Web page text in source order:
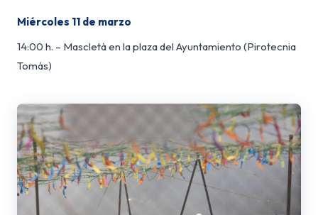
Miércoles 11 de marzo
14:00 h. – Mascletà en la plaza del Ayuntamiento (Pirotecnia
Tomás)